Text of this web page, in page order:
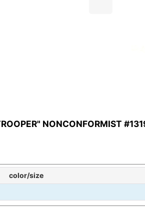
NONCONFORMIST
color/size